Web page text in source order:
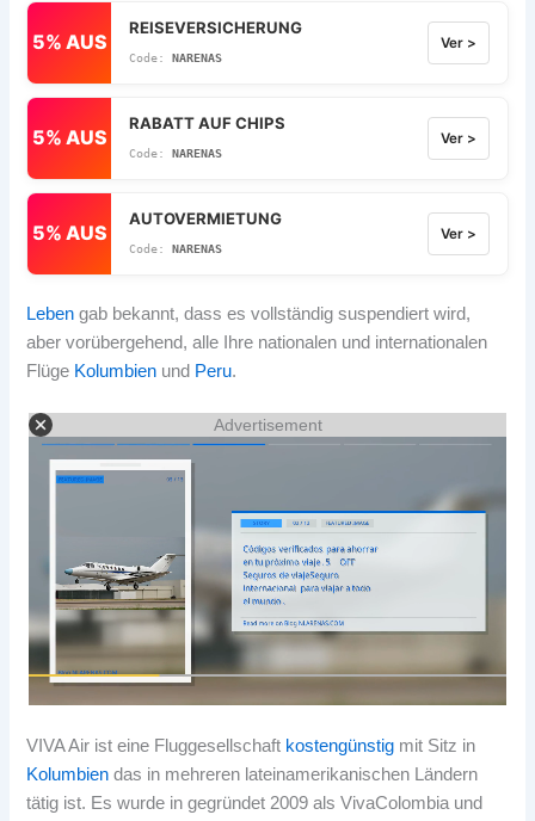
5% AUS
REISEVERSICHERUNG
NARENAS
Ver >
5% AUS
RABATT AUF CHIPS
NARENAS
Ver >
5% AUS
AUTOVERMIETUNG
NARENAS
Ver >
Leben gab bekannt, dass es vollständig suspendiert wird,
aber vorübergehend, alle Ihre nationalen und internationalen
Flüge Kolumbien und Peru.
Advertisement
VIVA Air ist eine Fluggesellschaft kostengünstig mit Sitz in
Kolumbien das in mehreren lateinamerikanischen Ländern
tätig ist. Es wurde in gegründet 2009 als VivaColombia und